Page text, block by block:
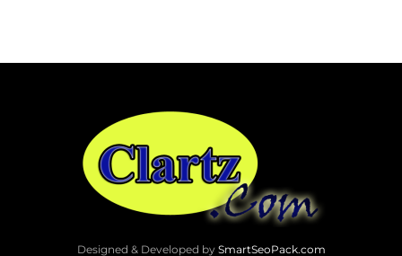
Designed & Developed by SmartSeoPack.com